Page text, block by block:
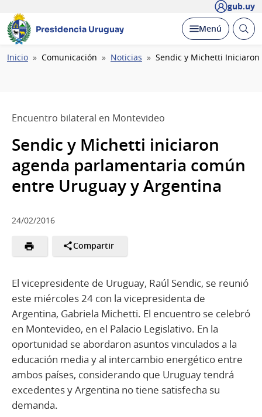
gub.uy
Presidencia Uruguay Desplegar
Menú Abrir
Ruta
Inicio Comunicación Noticias Sendic y Michetti
Encuentro bilateral en Montevideo
Sendic y Michetti iniciaron
agenda parlamentaria común
entre Uruguay y Argentina
24/02/2016
Compartir
El vicepresidente de Uruguay, Raúl Sendic, se reunió
este miércoles 24 con la vicepresidenta de
Argentina, Gabriela Michetti. El encuentro se celebró
en Montevideo, en el Palacio Legislativo. En la
oportunidad se abordaron asuntos vinculados a la
educación media y al intercambio energético entre
ambos países, considerando que Uruguay tendrá
excedentes y Argentina no tiene satisfecha su
demanda.